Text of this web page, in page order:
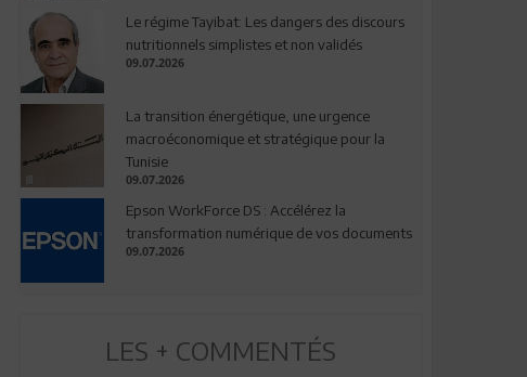
Le régime Tayibat: Les dangers des discours
nutritionnels simplistes et non validés
09.07.2026
La transition énergétique, une urgence
macroéconomique et stratégique pour la
Tunisie
09.07.2026
Epson WorkForce DS : Accélérez la
transformation numérique de vos documents
09.07.2026
LES + COMMENTÉS